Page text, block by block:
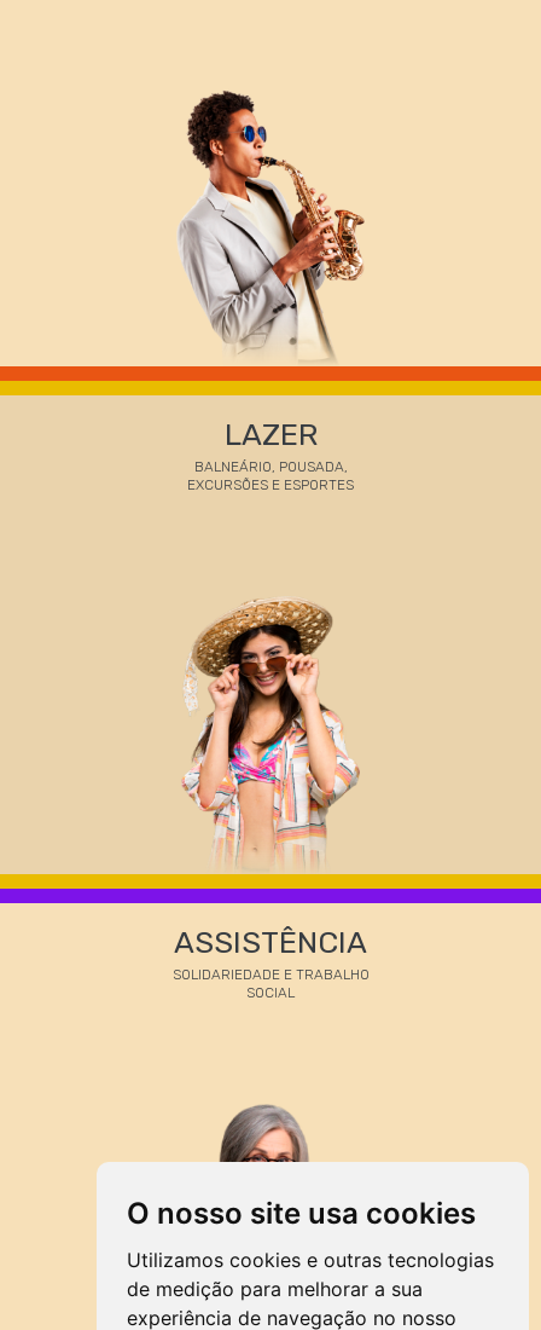
O nosso site usa cookies
Utilizamos cookies e outras tecnologias
de medição para melhorar a sua
experiência de navegação no nosso
LAZER
BALNEÁRIO, POUSADA,
EXCURSÕES E ESPORTES
ASSISTÊNCIA
SOLIDARIEDADE E TRABALHO
SOCIAL